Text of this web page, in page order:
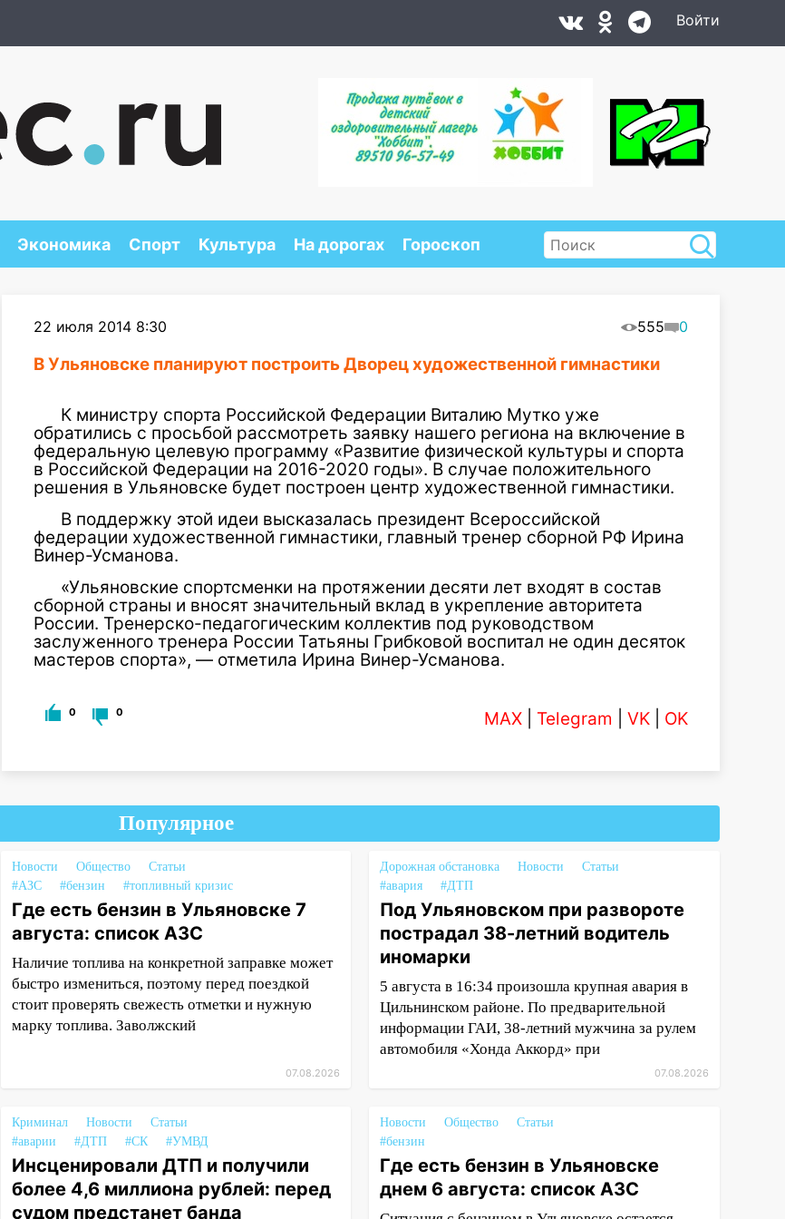
Войти
Экономика Спорт Культура На дорогах Гороскоп
22 июля 2014 8:30 555 0
В Ульяновске планируют построить Дворец художественной гимнастики
К министру спорта Российской Федерации Виталию Мутко уже
обратились с просьбой рассмотреть заявку нашего региона на включение в
федеральную целевую программу «Развитие физической культуры и спорта
в Российской Федерации на 2016-2020 годы». В случае положительного
решения в Ульяновске будет построен центр художественной гимнастики.
В поддержку этой идеи высказалась президент Всероссийской
федерации художественной гимнастики, главный тренер сборной РФ Ирина
Винер-Усманова.
«Ульяновские спортсменки на протяжении десяти лет входят в состав
сборной страны и вносят значительный вклад в укрепление авторитета
России. Тренерско-педагогическим коллектив под руководством
заслуженного тренера России Татьяны Грибковой воспитал не один десяток
мастеров спорта», — отметила Ирина Винер-Усманова.
0 0 MAX Telegram VK OK
Популярное
Новости Общество
Статьи
#АЗС
#бензин #топливный кризис
Где есть бензин в Ульяновске 7
августа: список АЗС
Наличие топлива на конкретной заправке может
быстро измениться, поэтому перед поездкой
стоит проверять свежесть отметки и нужную
марку топлива. Заволжский
07.08.2026
Дорожная обстановка Новости
Статьи
#авария
#ДТП
Под Ульяновском при развороте
пострадал 38-летний водитель
иномарки
5 августа в 16:34 произошла крупная авария в
Цильнинском районе. По предварительной
информации ГАИ, 38-летний мужчина за рулем
автомобиля «Хонда Аккорд» при
07.08.2026
Криминал Новости
Статьи
#аварии
#ДТП #СК #УМВД
Инсценировали ДТП и получили
более 4,6 миллиона рублей: перед
судом предстанет банда
Новости Общество
Статьи
#бензин
Где есть бензин в Ульяновске
днем 6 августа: список АЗС